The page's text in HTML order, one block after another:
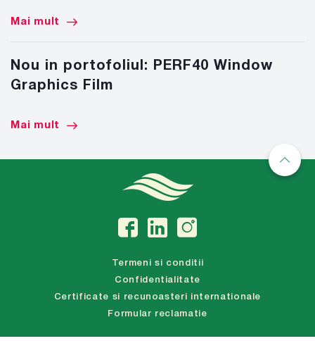
Mai mult
Nou in portofoliul: PERF40 Window
Graphics Film
Mai mult
Termeni si conditii
Confidentialitate
Certificate si recunoasteri internationale
Formular reclamatie